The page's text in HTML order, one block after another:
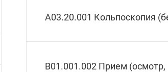
А03.20.001 Кольпоскопия
В01.001.002 Прием (осмотр,